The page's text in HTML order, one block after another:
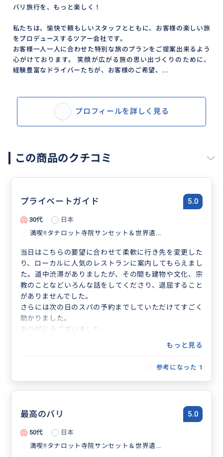
バリ旅行を、もっと楽しく！
私たちは、愉快で頼もしいスタッフとともに、お客様の楽しい旅
をプロデュースするツアー会社です。
お客様一人一人に合わせた特別な旅のプランをご提案出来るよう
心がけております。 笑顔が広がる旅の思い出づくりのために、
経験豊富なドライバーたちが、お客様のご希望、...
プロフィールを詳しく見る
この商品のクチコミ
プライベートガイド 5.0
30代
日本
満喫‼️タナロット寺院サンセット＆世界遺...
当日はこちらの要望に合わせて柔軟に行き先を変更した
り、ローカルに人気のレストランに案内してもらえまし
た。道中渋滞がありましたが、その間も建物や文化、宗
教のことなどいろんな話をしてくださり、退屈すること
がありませんでした。
さらには次の日のスパの予約までしていただけてすごく
助かりました。
ありがとうございました。
もっと見る
参考になった 1
最高のバリ 5.0
50代
日本
満喫‼️タナロット寺院サンセット＆世界遺...